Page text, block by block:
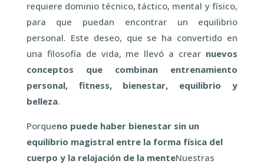
requiere dominio técnico, táctico, mental y físico,
para que puedan encontrar un equilibrio
personal. Este deseo, que se ha convertido en
una filosofía de vida, me llevó a crear nuevos
conceptos que combinan entrenamiento
personal, fitness, bienestar, equilibrio y
belleza.
Porqueno puede haber bienestar sin un
equilibrio magistral entre la forma física del
cuerpo y la relajación de la menteNuestras